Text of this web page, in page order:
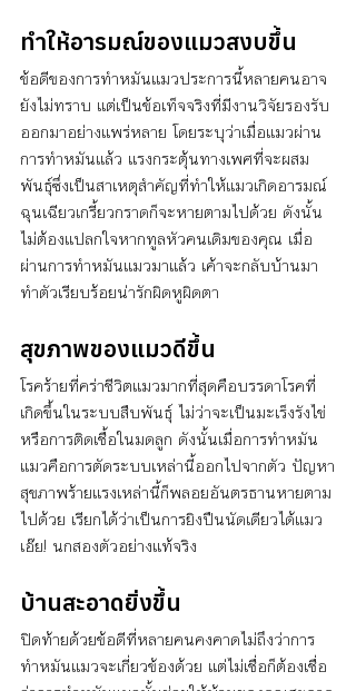
ทำให้อารมณ์ของแมวสงบขึ้น
ข้อดีของการทำหมันแมวประการนี้หลายคนอาจ
ยังไม่ทราบ แต่เป็นข้อเท็จจริงที่มีงานวิจัยรองรับ
ออกมาอย่างแพร่หลาย โดยระบุว่าเมื่อแมวผ่าน
การทำหมันแล้ว แรงกระตุ้นทางเพศที่จะผสม
พันธุ์ซึ่งเป็นสาเหตุสำคัญที่ทำให้แมวเกิดอารมณ์
ฉุนเฉียวเกรี้ยวกราดก็จะหายตามไปด้วย ดังนั้น
ไม่ต้องแปลกใจหากทูลหัวคนเดิมของคุณ เมื่อ
ผ่านการทำหมันแมวมาแล้ว เค้าจะกลับบ้านมา
ทำตัวเรียบร้อยน่ารักผิดหูผิดตา
สุขภาพของแมวดีขึ้น
โรคร้ายที่คร่าชีวิตแมวมากที่สุดคือบรรดาโรคที่
เกิดขึ้นในระบบสืบพันธุ์ ไม่ว่าจะเป็นมะเร็งรังไข่
หรือการติดเชื้อในมดลูก ดังนั้นเมื่อการทำหมัน
แมวคือการตัดระบบเหล่านี้ออกไปจากตัว ปัญหา
สุขภาพร้ายแรงเหล่านี้ก็พลอยอันตรธานหายตาม
ไปด้วย เรียกได้ว่าเป็นการยิงปืนนัดเดียวได้แมว
เอ๊ย! นกสองตัวอย่างแท้จริง
บ้านสะอาดยิ่งขึ้น
ปิดท้ายด้วยข้อดีที่หลายคนคงคาดไม่ถึงว่าการ
ทำหมันแมวจะเกี่ยวข้องด้วย แต่ไม่เชื่อก็ต้องเชื่อ